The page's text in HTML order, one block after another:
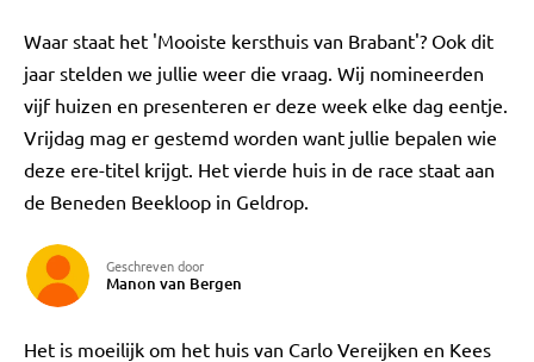
Waar staat het 'Mooiste kersthuis van Brabant'? Ook dit
jaar stelden we jullie weer die vraag. Wij nomineerden
vijf huizen en presenteren er deze week elke dag eentje.
Vrijdag mag er gestemd worden want jullie bepalen wie
deze ere-titel krijgt. Het vierde huis in de race staat aan
de Beneden Beekloop in Geldrop.
Geschreven door
Manon van Bergen
Het is moeilijk om het huis van Carlo Vereijken en Kees